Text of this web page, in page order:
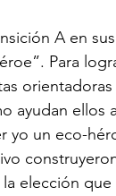
A en
Para
orientadoras
ayudan ellos
yo un eco-
elección